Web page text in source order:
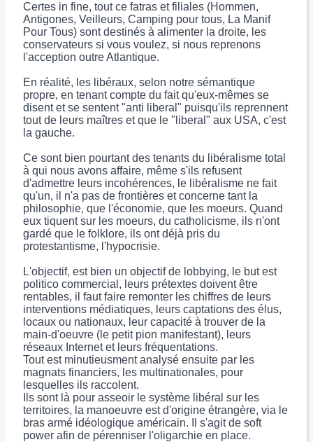
Certes in fine, tout ce fatras et filiales (Hommen,
Antigones, Veilleurs, Camping pour tous, La Manif
Pour Tous) sont destinés à alimenter la droite, les
conservateurs si vous voulez, si nous reprenons
l'acception outre Atlantique.
En réalité, les libéraux, selon notre sémantique
propre, en tenant compte du fait qu'eux-mêmes se
disent et se sentent "anti liberal" puisqu'ils reprennent
tout de leurs maîtres et que le "liberal" aux USA, c'est
la gauche.
Ce sont bien pourtant des tenants du libéralisme total
à qui nous avons affaire, même s'ils refusent
d'admettre leurs incohérences, le libéralisme ne fait
qu'un, il n'a pas de frontières et concerne tant la
philosophie, que l'économie, que les moeurs. Quand
eux tiquent sur les moeurs, du catholicisme, ils n'ont
gardé que le folklore, ils ont déjà pris du
protestantisme, l'hypocrisie.
L'objectif, est bien un objectif de lobbying, le but est
politico commercial, leurs prétextes doivent être
rentables, il faut faire remonter les chiffres de leurs
interventions médiatiques, leurs captations des élus,
locaux ou nationaux, leur capacité à trouver de la
main-d'oeuvre (le petit pion manifestant), leurs
réseaux Internet et leurs fréquentations.
Tout est minutieusment analysé ensuite par les
magnats financiers, les multinationales, pour
lesquelles ils raccolent.
Ils sont là pour asseoir le système libéral sur les
territoires, la manoeuvre est d'origine étrangère, via le
bras armé idéologique américain. Il s'agit de soft
power afin de pérenniser l'oligarchie en place.